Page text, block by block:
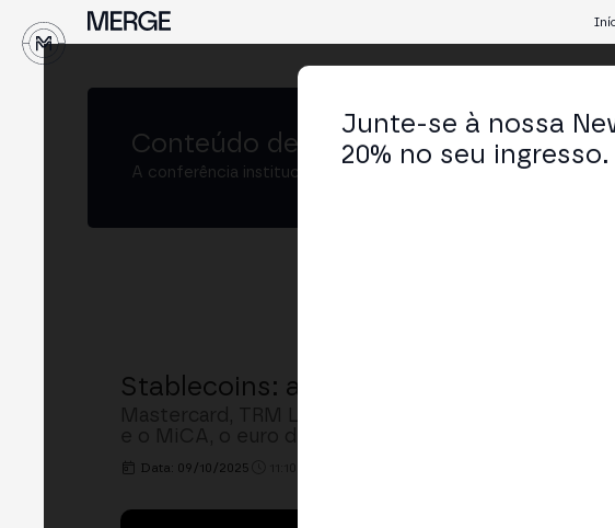
Conteúdo de MERGE Madrid 25
A conferência institucional de cripto e Web3 que conecta
Stablecoins: a Batalha Regulatória
Data: 09/10/2025
Junte-se à nossa
20% no seu ingresso.